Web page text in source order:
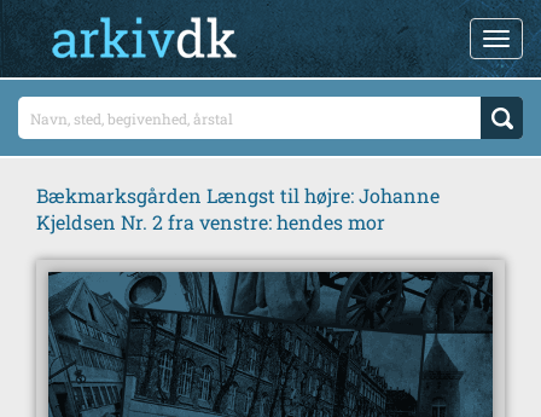
Bækmarksgården Længst til højre: Johanne
Kjeldsen Nr. 2 fra venstre: hendes mor